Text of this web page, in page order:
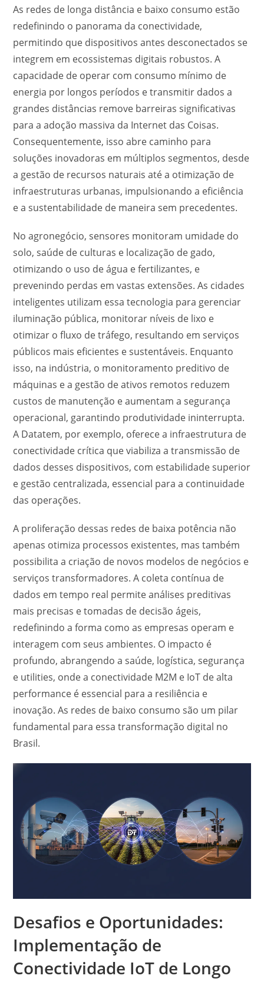
As redes de longa distância e baixo consumo estão
redefinindo o panorama da conectividade,
permitindo que dispositivos antes desconectados se
integrem em ecossistemas digitais robustos. A
capacidade de operar com consumo mínimo de
energia por longos períodos e transmitir dados a
grandes distâncias remove barreiras significativas
para a adoção massiva da Internet das Coisas.
Consequentemente, isso abre caminho para
soluções inovadoras em múltiplos segmentos, desde
a gestão de recursos naturais até a otimização de
infraestruturas urbanas, impulsionando a eficiência
e a sustentabilidade de maneira sem precedentes.
No agronegócio, sensores monitoram umidade do
solo, saúde de culturas e localização de gado,
otimizando o uso de água e fertilizantes, e
prevenindo perdas em vastas extensões. As cidades
inteligentes utilizam essa tecnologia para gerenciar
iluminação pública, monitorar níveis de lixo e
otimizar o fluxo de tráfego, resultando em serviços
públicos mais eficientes e sustentáveis. Enquanto
isso, na indústria, o monitoramento preditivo de
máquinas e a gestão de ativos remotos reduzem
custos de manutenção e aumentam a segurança
operacional, garantindo produtividade ininterrupta.
A Datatem, por exemplo, oferece a infraestrutura de
conectividade crítica que viabiliza a transmissão de
dados desses dispositivos, com estabilidade superior
e gestão centralizada, essencial para a continuidade
das operações.
A proliferação dessas redes de baixa potência não
apenas otimiza processos existentes, mas também
possibilita a criação de novos modelos de negócios e
serviços transformadores. A coleta contínua de
dados em tempo real permite análises preditivas
mais precisas e tomadas de decisão ágeis,
redefinindo a forma como as empresas operam e
interagem com seus ambientes. O impacto é
profundo, abrangendo a saúde, logística, segurança
e utilities, onde a conectividade M2M e IoT de alta
performance é essencial para a resiliência e
inovação. As redes de baixo consumo são um pilar
fundamental para essa transformação digital no
Brasil.
Desafios e Oportunidades:
Implementação de
Conectividade IoT de Longo